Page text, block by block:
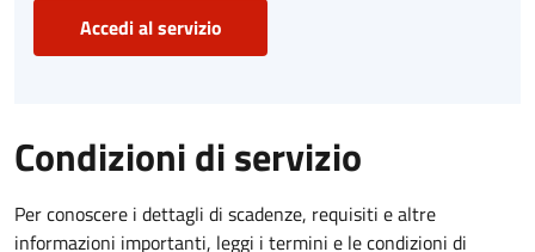
Accedi al servizio
Condizioni di servizio
Per conoscere i dettagli di scadenze, requisiti e altre
informazioni importanti, leggi i termini e le condizioni di